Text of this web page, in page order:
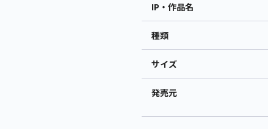
IP・作品名
種類
サイズ
発売元